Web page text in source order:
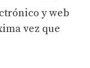
y web
vez que